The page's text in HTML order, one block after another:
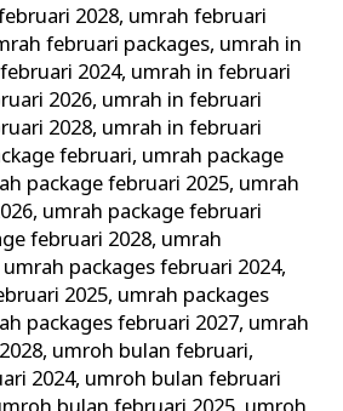
2028, umrah februari
februari packages, umrah in
2024, umrah in februari
2026, umrah in februari
2028, umrah in februari
februari, umrah package
package februari 2025, umrah
, umrah package februari
februari 2028, umrah
umrah packages februari 2024,
2025, umrah packages
packages februari 2027, umrah
, umroh bulan februari,
2024, umroh bulan februari